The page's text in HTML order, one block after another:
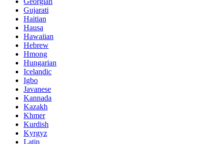
Gujarati
Haitian
Hausa
Hawaiian
Hebrew
Hmong
Hungarian
Icelandic
Igbo
Javanese
Kannada
Kazakh
Khmer
Kurdish
Kyrgyz
Latin